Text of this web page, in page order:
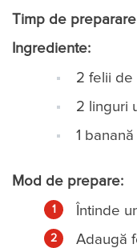
Timp de
Ingrediente:
2 felii de
2 linguri
1
Mod de prepare:
Întinde
Adaugă